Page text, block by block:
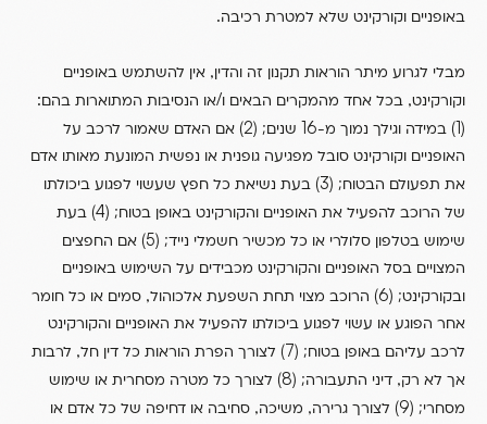
באופניים וקורקינט שלא למטרת רכיבה.
מבלי לגרוע מיתר הוראות תקנון זה והדין, אין להשתמש באופניים
וקורקינט, בכל אחד מהמקרים הבאים ו/או הנסיבות המתוארות בהם:
(1)
במידה וגילך נמוך מ-16 שנים; (2)
אם האדם שאמור לרכב על
האופניים וקורקינט סובל מפגיעה גופנית או נפשית המונעת מאותו אדם
את תפעולם הבטוח; (3)
בעת נשיאת כל חפץ שעשוי לפגוע ביכולתו
של הרוכב להפעיל את האופניים והקורקינט באופן בטוח; (4)
בעת
שימוש בטלפון סלולרי או כל מכשיר חשמלי נייד; (5)
אם החפצים
המצויים בסל האופניים והקורקינט מכבידים על השימוש באופניים
ובקורקינט; (6) הרוכב מצוי תחת השפעת אלכוהול, סמים או כל חומר
אחר הפוגע או עשוי לפגוע ביכולתו להפעיל את האופניים והקורקינט
לרכב עליהם באופן בטוח; (7) לצורך הפרת הוראות כל דין חל, לרבות
אך לא רק, דיני התעבורה; (8)
לצורך כל מטרה מסחרית או שימוש
מסחרי; (9) לצורך גרירה, משיכה, סחיבה או דחיפה של כל אדם או